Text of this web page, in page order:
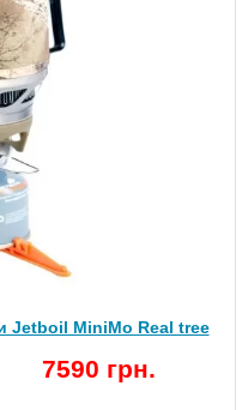
Jetboil MiniMo Real tree
7590 грн.